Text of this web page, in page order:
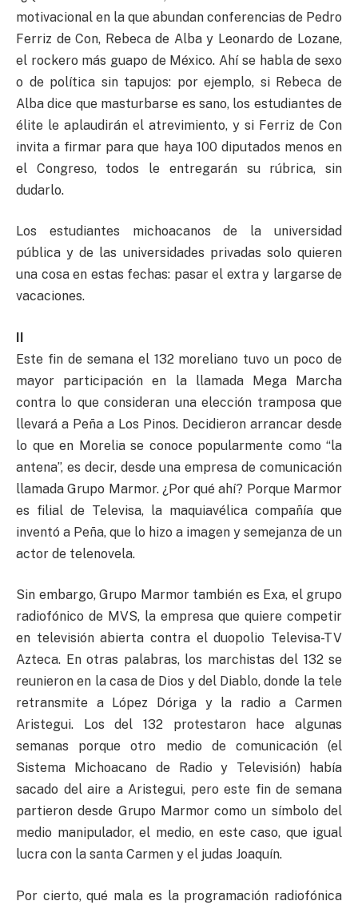
motivacional en la que abundan conferencias de Pedro
Ferriz de Con, Rebeca de Alba y Leonardo de Lozane,
el rockero más guapo de México. Ahí se habla de sexo
o de política sin tapujos: por ejemplo, si Rebeca de
Alba dice que masturbarse es sano, los estudiantes de
élite le aplaudirán el atrevimiento, y si Ferriz de Con
invita a firmar para que haya 100 diputados menos en
el Congreso, todos le entregarán su rúbrica, sin
dudarlo.
Los estudiantes michoacanos de la universidad
pública y de las universidades privadas solo quieren
una cosa en estas fechas: pasar el extra y largarse de
vacaciones.
II
Este fin de semana el 132 moreliano tuvo un poco de
mayor participación en la llamada Mega Marcha
contra lo que consideran una elección tramposa que
llevará a Peña a Los Pinos. Decidieron arrancar desde
lo que en Morelia se conoce popularmente como “la
antena”, es decir, desde una empresa de comunicación
llamada Grupo Marmor. ¿Por qué ahí? Porque Marmor
es filial de Televisa, la maquiavélica compañía que
inventó a Peña, que lo hizo a imagen y semejanza de un
actor de telenovela.
Sin embargo, Grupo Marmor también es Exa, el grupo
radiofónico de MVS, la empresa que quiere competir
en televisión abierta contra el duopolio Televisa-TV
Azteca. En otras palabras, los marchistas del 132 se
reunieron en la casa de Dios y del Diablo, donde la tele
retransmite a López Dóriga y la radio a Carmen
Aristegui. Los del 132 protestaron hace algunas
semanas porque otro medio de comunicación (el
Sistema Michoacano de Radio y Televisión) había
sacado del aire a Aristegui, pero este fin de semana
partieron desde Grupo Marmor como un símbolo del
medio manipulador, el medio, en este caso, que igual
lucra con la santa Carmen y el judas Joaquín.
Por cierto, qué mala es la programación radiofónica